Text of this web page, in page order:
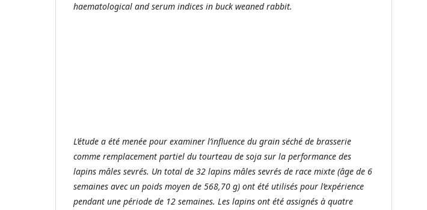
haematological and serum indices in buck weaned rabbit.
L’étude a été menée pour examiner l’influence du grain séché de brasserie
comme remplacement partiel du tourteau de soja sur la performance des
lapins mâles sevrés. Un total de 32 lapins mâles sevrés de race mixte (âge de 6
semaines avec un poids moyen de 568,70 g) ont été utilisés pour l’expérience
pendant une période de 12 semaines. Les lapins ont été assignés à quatre